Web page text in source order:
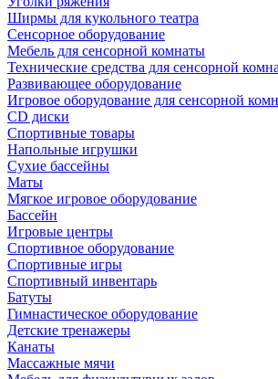
Ширмы для кукольного театра
Сенсорное оборудование
Мебель для сенсорной комнаты
Технические средства для сенсорной
Развивающее оборудование
Игровое оборудование для сенсорной
CD диски
Спортивные товары
Напольные игрушки
Сухие бассейны
Маты
Мягкое игровое оборудование
Бассейн
Игровые центры
Спортивное оборудование
Спортивные игры
Спортивный инвентарь
Батуты
Гимнастическое оборудование
Детские тренажеры
Канаты
Массажные мячи